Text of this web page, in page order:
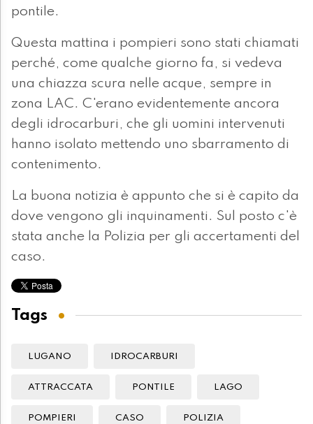
pontile.
Questa mattina i pompieri sono stati chiamati
perché, come qualche giorno fa, si vedeva
una chiazza scura nelle acque, sempre in
zona LAC. C'erano evidentemente ancora
degli idrocarburi, che gli uomini intervenuti
hanno isolato mettendo uno sbarramento di
contenimento.
La buona notizia è appunto che si è capito da
dove vengono gli inquinamenti. Sul posto c'è
stata anche la Polizia per gli accertamenti del
caso.
Tags
LUGANO IDROCARBURI
ATTRACCATA PONTILE LAGO
POMPIERI CASO POLIZIA